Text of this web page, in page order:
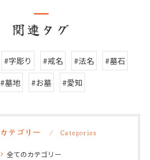
関連タグ
#字彫り #戒名 #法名
#墓石
#墓地
#お墓 #愛知
カテゴリー Categories
全てのカテゴリー